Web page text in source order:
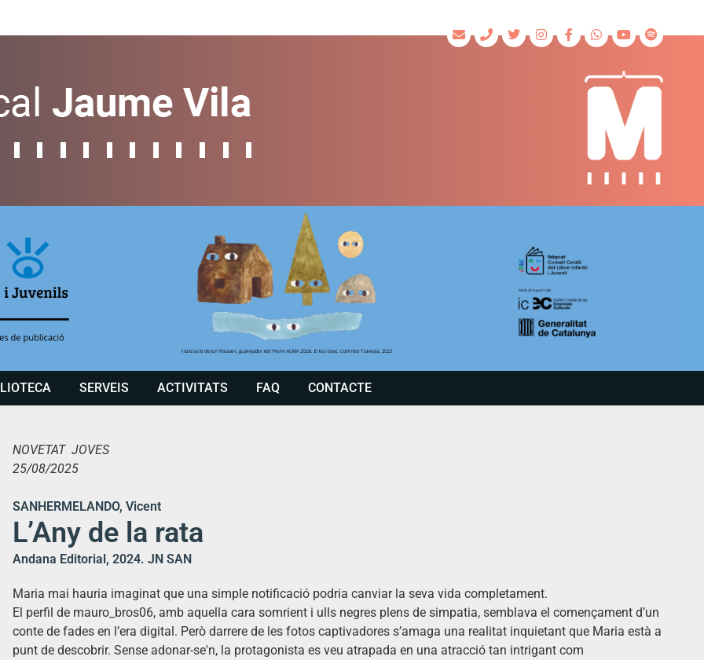
SERVEIS ACTIVITATS FAQ CONTACTE
NOVETAT JOVES
25/08/2025
SANHERMELANDO, Vicent
L’Any de la rata
Andana Editorial, 2024. JN SAN
Maria mai hauria imaginat que una simple notificació podria canviar la seva vida completament.
El perfil de mauro_bros06, amb aquella cara somrient i ulls negres plens de simpatia, semblava el començament d’un
conte de fades en l’era digital. Però darrere de les fotos captivadores s’amaga una realitat inquietant que Maria està a
punt de descobrir. Sense adonar-se'n, la protagonista es veu atrapada en una atracció tan intrigant com